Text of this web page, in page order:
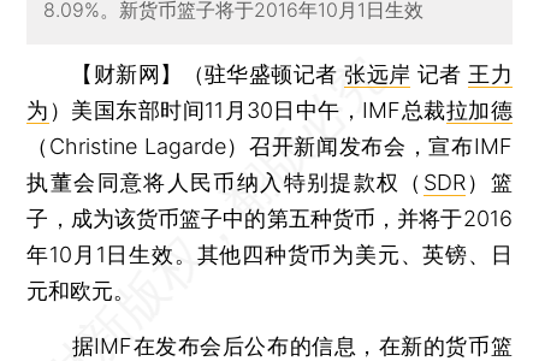
8.09%。新货币篮子将于2016年10月1日生效
【财新网】（驻华盛顿记者张远岸 记者 王力
为 ） 美国东部时间11月30日中午，IMF总裁拉加德
（Christine Lagarde）召开新闻发布会，宣布IMF
执董会同意将人民币纳入特别提款权（ SDR）篮
子，成为该货币篮子中的第五种货币，并将于2016
年10月1日生效。其他四种货币为美元、英镑、日
元和欧元。
据IMF在发布会后公布的信息，在新的货币篮